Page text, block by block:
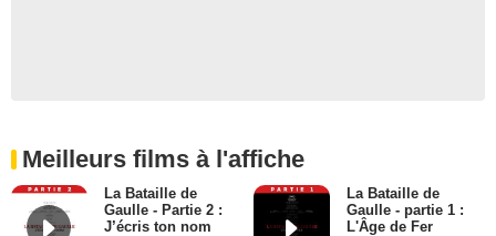
Meilleurs films à l'affiche
La Bataille de
Gaulle - Partie 2 :
J’écris ton nom
La Bataille de
Gaulle - partie 1 :
L'Âge de Fer